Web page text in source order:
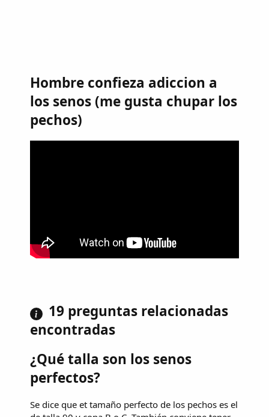
Hombre confieza adiccion a
los senos (me gusta chupar los
pechos)
19 preguntas relacionadas
encontradas
¿Qué talla son los senos
perfectos?
Se dice que et tamaño perfecto de los pechos es el